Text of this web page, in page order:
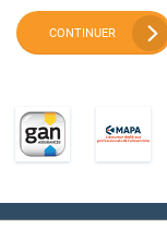
CONTINUER